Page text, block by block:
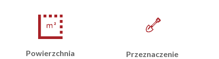
Powierzchnia Przeznaczenie